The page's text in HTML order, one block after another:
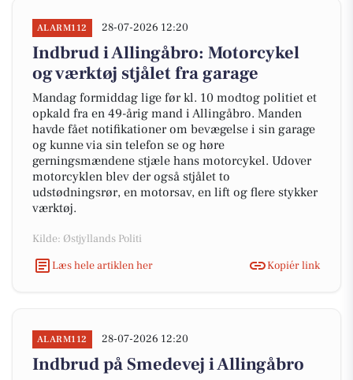
ALARM112 28-07-2026 12:20
Indbrud i Allingåbro: Motorcykel
og værktøj stjålet fra garage
Mandag formiddag lige før kl. 10 modtog politiet et
opkald fra en 49-årig mand i Allingåbro. Manden
havde fået notifikationer om bevægelse i sin garage
og kunne via sin telefon se og høre
gerningsmændene stjæle hans motorcykel. Udover
motorcyklen blev der også stjålet to
udstødningsrør, en motorsav, en lift og flere stykker
værktøj.
Kilde: Østjyllands Politi
Læs hele artiklen her
Kopiér link
ALARM112 28-07-2026 12:20
Indbrud på Smedevej i Allingåbro